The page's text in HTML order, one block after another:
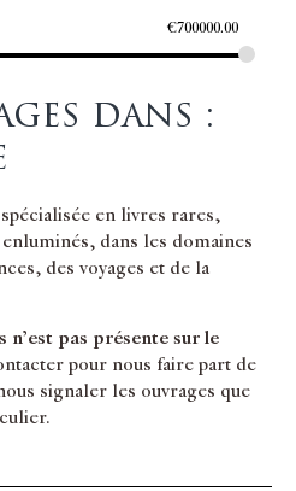
€700000.00
dans :
en livres rares,
dans les domaines
des voyages et de la
n’est pas présente sur le
pour nous faire part de
signaler les ouvrages que